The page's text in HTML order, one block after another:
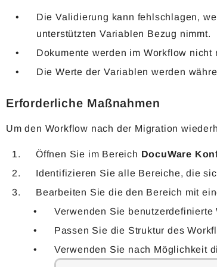
Die Validierung kann fehlschlagen,
unterstützten Variablen Bezug nimmt.
Dokumente werden im Workflow
Die Werte der Variablen werden
Erforderliche Maßnahmen
Um den Workflow nach der Migration
Öffnen Sie im Bereich DocuWare
Identifizieren Sie alle Bereiche, die
Bearbeiten Sie die den Bereich mit
Verwenden Sie benutzerdefinierte
Passen Sie die Struktur des
Verwenden Sie nach Möglichkeit